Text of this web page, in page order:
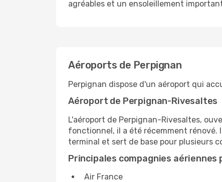
agréables et un ensoleillement
Aéroports de Perpignan
Perpignan dispose d'un aéroport qui
Aéroport de Perpignan-Rivesaltes
L'aéroport de Perpignan-Rivesaltes,
fonctionnel, il a été récemment rénové.
terminal et sert de base pour plusieurs
Principales compagnies
Air France